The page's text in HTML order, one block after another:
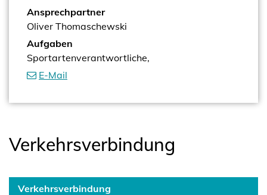
Ansprechpartner
Oliver Thomaschewski
Aufgaben
Sportartenverantwortliche,
E-Mail
Verkehrsverbindung
Verkehrsverbindung